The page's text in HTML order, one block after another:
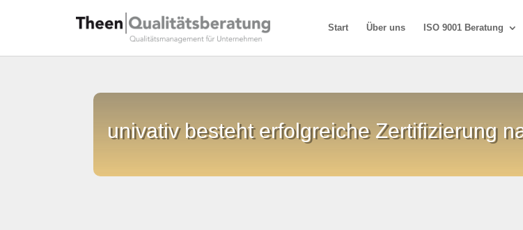
Start Über uns ISO 9001 Beratung
univativ besteht erfolgreiche Zertifizierung